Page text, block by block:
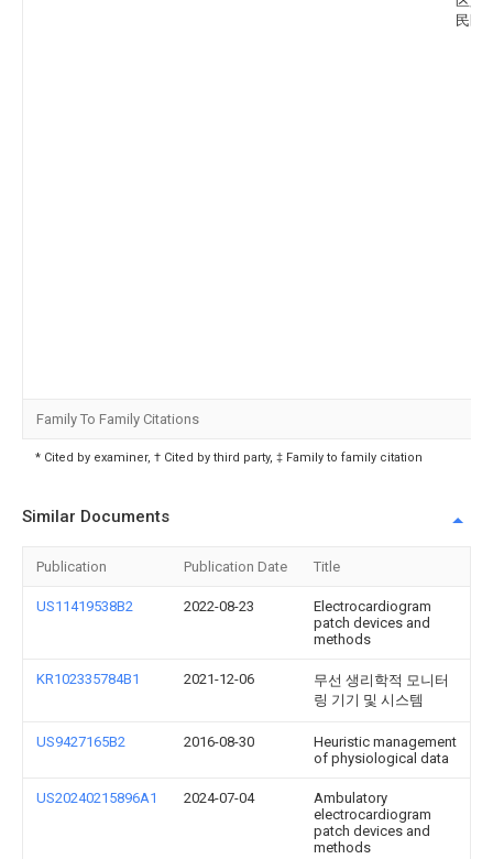
民医
Family To Family Citations
* Cited by examiner, † Cited by third party, ‡ Family to family citation
Similar Documents
Publication Publication Date Title
US11419538B2 2022-08-23
Electrocardiogram
patch devices and
methods
KR102335784B1 2021-12-06
무선 생리학적 모니터
링 기기 및 시스템
US9427165B2 2016-08-30
Heuristic management
of physiological data
US20240215896A1 2024-07-04
Ambulatory
electrocardiogram
patch devices and
methods